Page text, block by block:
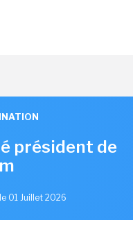
président de
01 Juillet 2026